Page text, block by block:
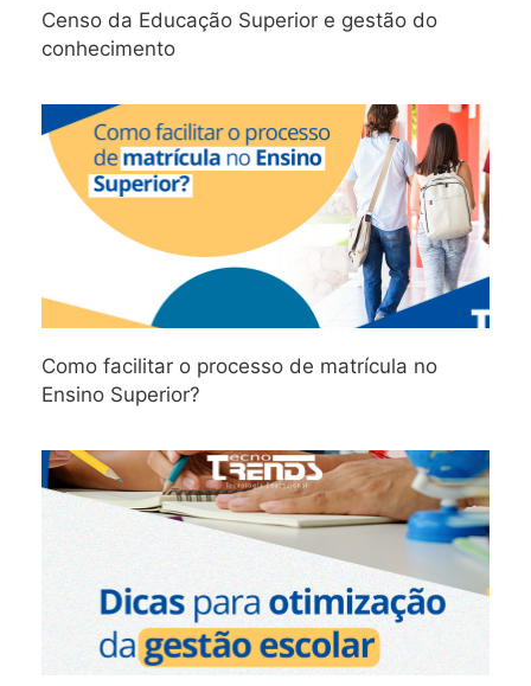
Censo da Educação Superior e gestão do
conhecimento
Como facilitar o processo de matrícula no
Ensino Superior?